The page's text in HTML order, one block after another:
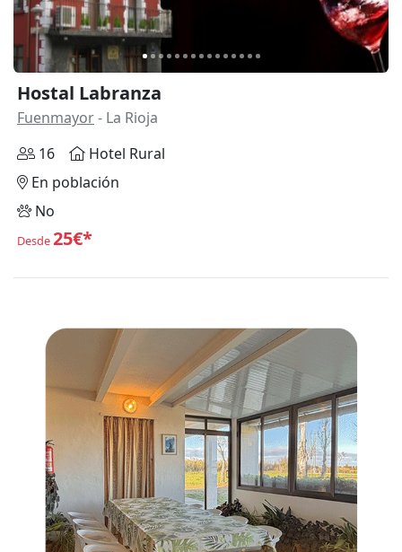
Hostal Labranza
Fuenmayor- La Rioja
16
Hotel Rural
En población
No
Desde25€*